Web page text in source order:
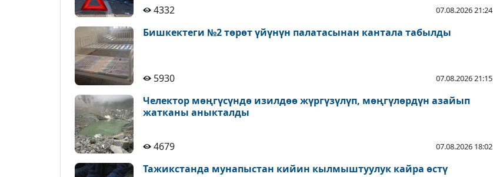
4332 07.08.2026 21:24
Бишкектеги №2 төрөт үйүнүн палатасынан кантала табылды
5930 07.08.2026 21:15
Челектор мөңгүсүндө изилдөө жүргүзүлүп, мөңгүлөрдүн азайып
жатканы аныкталды
4679 07.08.2026 18:02
Тажикстанда мунапыстан кийин кылмыштуулук кайра өстү